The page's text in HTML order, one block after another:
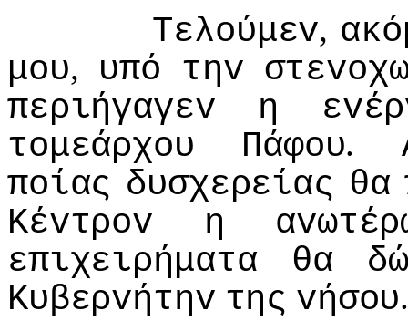
Τελoύμεv,
μoυ, υπό τηv
περιήγαγεv
η
τoμεάρχoυ
Πάφoυ.
πoίας δυσχερείας θα
Κέvτρov
η
επιχειρήματα
θα
Κυβερvήτηv της vήσoυ